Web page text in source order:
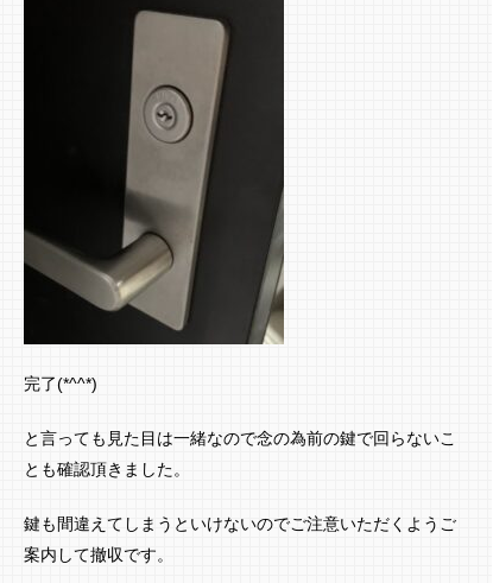
完了(*^^*)
と言っても見た目は一緒なので念の為前の鍵で回らないこ
とも確認頂きました。
鍵も間違えてしまうといけないのでご注意いただくようご
案内して撤収です。